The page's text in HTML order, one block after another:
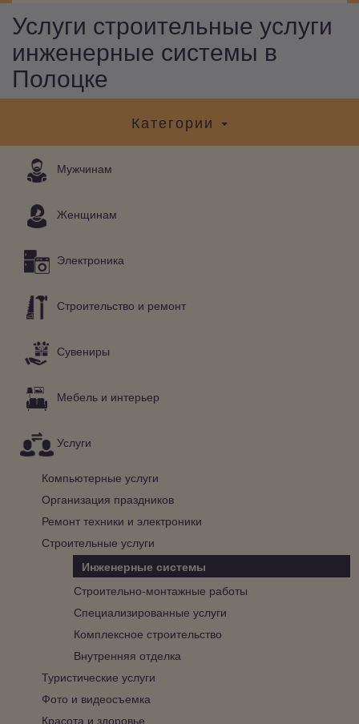
Услуги строительные услуги
инженерные системы в
Полоцке
Категории
Мужчинам
Женщинам
Электроника
Строительство и ремонт
Сувениры
Мебель и интерьер
Услуги
Компьютерные услуги
Организация праздников
Ремонт техники и электроники
Строительные услуги
Инженерные системы
Строительно-монтажные работы
Специализированные услуги
Комплексное строительство
Внутренняя отделка
Туристические услуги
Фото и видеосъемка
Красота и здоровье